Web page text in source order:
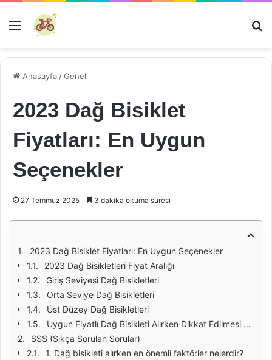
Menü
Anasayfa /Genel
2023 Dağ Bisiklet
Fiyatları: En Uygun
Seçenekler
27 Temmuz 2025 3 dakika okuma süresi
2023 Dağ Bisiklet Fiyatları: En Uygun Seçenekler
2023 Dağ Bisikletleri Fiyat Aralığı
Giriş Seviyesi Dağ Bisikletleri
Orta Seviye Dağ Bisikletleri
Üst Düzey Dağ Bisikletleri
Uygun Fiyatlı Dağ Bisikleti Alırken Dikkat Edilmesi Gerekenler
SSS (Sıkça Sorulan Sorular)
1. Dağ bisikleti alırken en önemli faktörler nelerdir?